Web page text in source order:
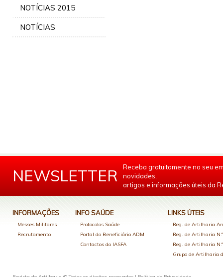
NOTÍCIAS 2015
NOTÍCIAS
NEWSLETTER
Receba gratuitamente no seu
novidades,
artigos e informações úteis da
INFORMAÇÕES
Messes Militares
Recrutamento
INFO SAÚDE
Protocolos Saúde
Portal do Beneficiário ADM
Contactos do IASFA
LINKS ÚTEIS
Reg. de Artilharia
Reg. de Artilharia
Reg. de Artilharia
Grupo de Artilharia